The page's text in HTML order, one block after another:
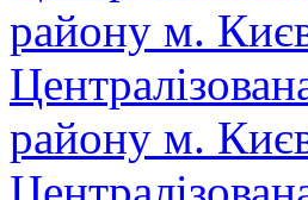
району м.
району м.